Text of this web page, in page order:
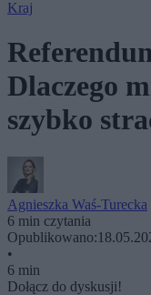
Kraj
Dlaczego
szybko
Agnieszka Waś-Turecka
6 min czytania
Opublikowano:
•
6 min
Dołącz do dyskusji!